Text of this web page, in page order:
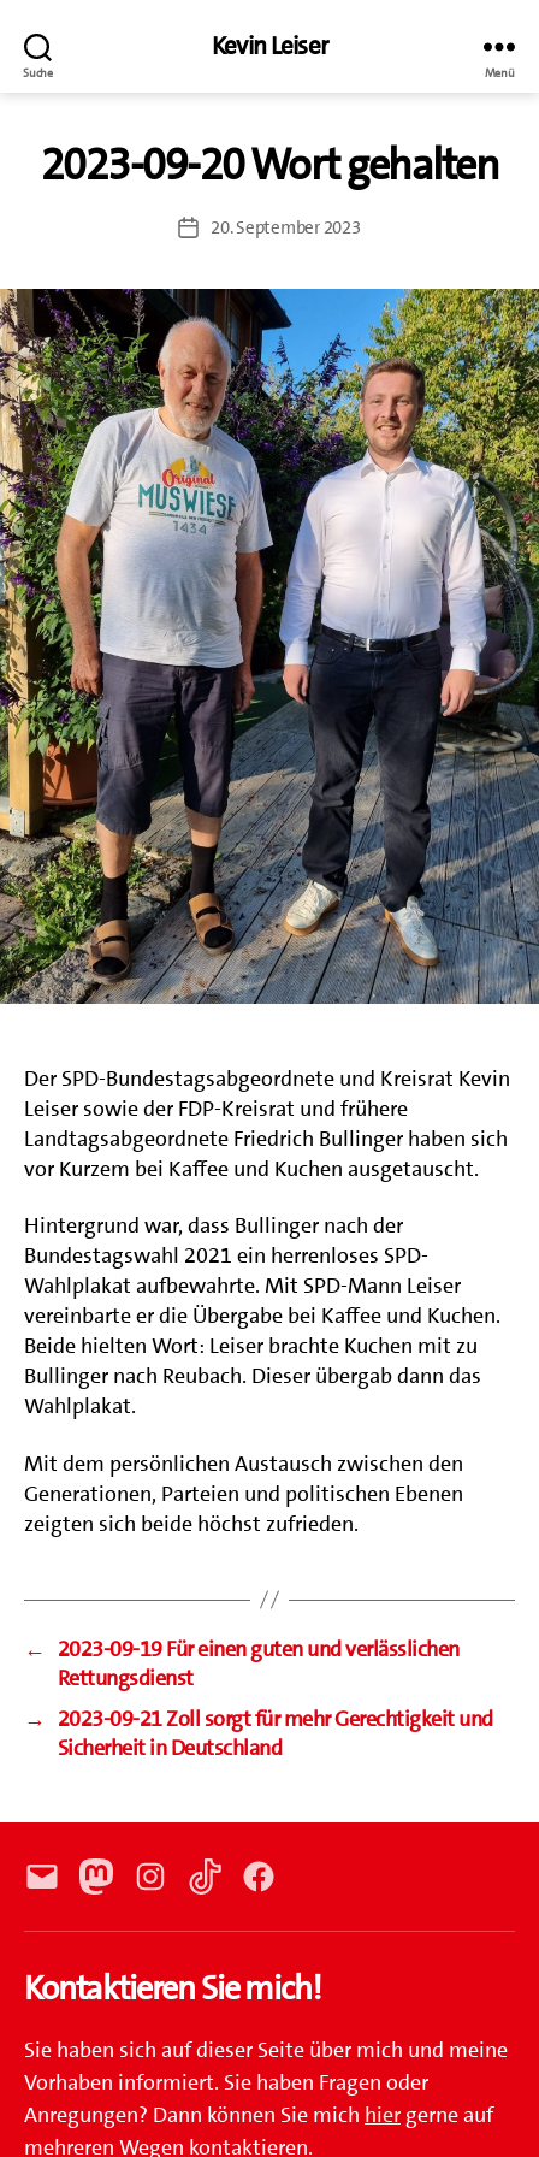
Suche
Kevin Leiser
Menü
2023-09-20 Wort gehalten
Beitragsdatum
20. September 2023
Der SPD-Bundestagsabgeordnete und Kreisrat Kevin
Leiser sowie der FDP-Kreisrat und frühere
Landtagsabgeordnete Friedrich Bullinger haben sich
vor Kurzem bei Kaffee und Kuchen ausgetauscht.
Hintergrund war, dass Bullinger nach der
Bundestagswahl 2021 ein herrenloses SPD-
Wahlplakat aufbewahrte. Mit SPD-Mann Leiser
vereinbarte er die Übergabe bei Kaffee und Kuchen.
Beide hielten Wort: Leiser brachte Kuchen mit zu
Bullinger nach Reubach. Dieser übergab dann das
Wahlplakat.
Mit dem persönlichen Austausch zwischen den
Generationen, Parteien und politischen Ebenen
zeigten sich beide höchst zufrieden.
← 2023-09-19 Für einen guten und verlässlichen
Rettungsdienst
→ 2023-09-21 Zoll sorgt für mehr Gerechtigkeit und
Sicherheit in Deutschland
E-
MastodonInstagramTikTokFacebook
Kontaktieren Sie mich!
Sie haben sich auf dieser Seite über mich und meine
Vorhaben informiert. Sie haben Fragen oder
Anregungen? Dann können Sie mich hier gerne auf
mehreren Wegen kontaktieren.